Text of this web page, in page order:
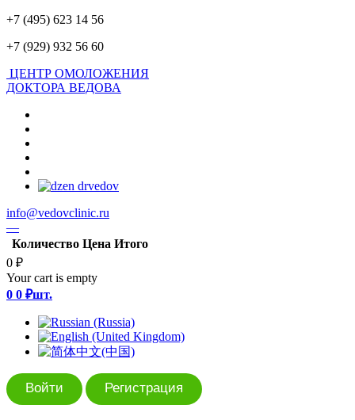
+7 (495) 623 14 56
+7 (929) 932 56 60
ЦЕНТР ОМОЛОЖЕНИЯ
ДОКТОРА ВЕДОВА
info@vedovclinic.ru
—
Количество Цена Итого
0 ₽
Your cart is empty
0 0 ₽шт.
Войти Регистрация